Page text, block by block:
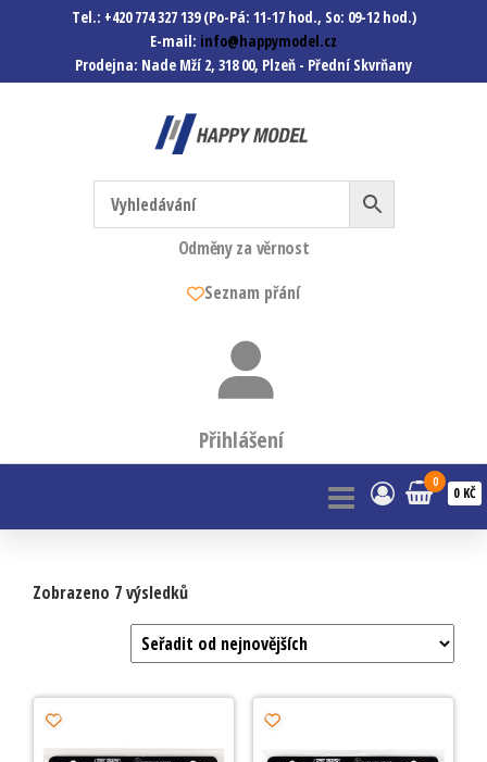
Tel.: +420 774 327 139 (Po-Pá: 11-17 hod., So: 09-12 hod.)
E-mail: info@happymodel.cz
Prodejna: Nade Mží 2, 318 00, Plzeň - Přední Skvrňany
Happymodel.cz
Modely autíček, modelová
železnice, mašinky, vagóny a
mnohem víc.
Odměny za věrnost
Seznam přání
Přihlášení
0
0 KČ
Zobrazeno 7 výsledků